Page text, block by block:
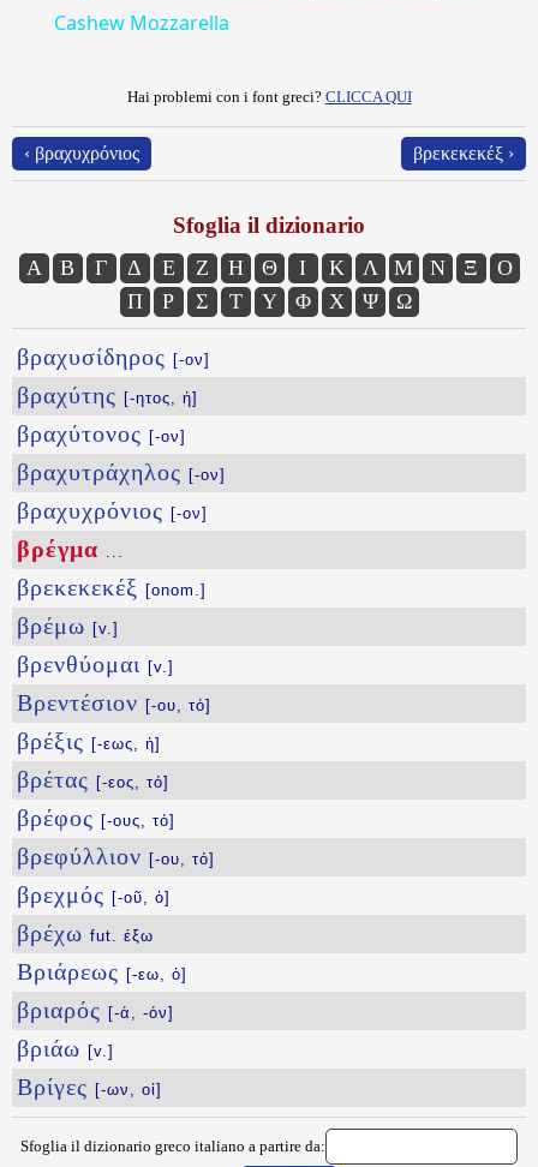
Cashew Mozzarella
Hai problemi con i font greci? CLICCA QUI
‹ βραχυχρόνιος βρεκεκεκέξ ›
Sfoglia il dizionario
Α Β Γ Δ Ε Ζ Η Θ Ι Κ Λ Μ Ν Ξ
Ο
Π
Ρ Σ Τ Υ Φ Χ Ψ Ω
βραχυσίδηρος [-ον]
βραχύτης [-ητος, ἡ]
βραχύτονος [-ον]
βραχυτράχηλος [-ον]
βραχυχρόνιος [-ον]
βρέγμα ...
βρεκεκεκέξ [onom.]
βρέμω [v.]
βρενθύομαι [v.]
Βρεντέσιον [-ου, τό]
βρέξις [-εως, ἡ]
βρέτας [-εος, τό]
βρέφος [-ους, τό]
βρεφύλλιον [-ου, τό]
βρεχμός [-οῦ, ὁ]
βρέχω fut. έξω
Βριάρεως [-εω, ὁ]
βριαρός [-ά, -όν]
βριάω [v.]
Βρίγες [-ων, οἱ]
Sfoglia il dizionario greco italiano a partire da: